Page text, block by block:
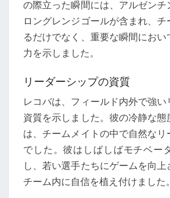
の際立った瞬間には、アルゼンチ
ロングレンジゴールが含まれ、
るだけでなく、重要な瞬間にお
力を示しました。
リーダーシップの資質
レコバは、フィールド内外で強
資質を示しました。彼の冷静な
は、チームメイトの中で自然な
でした。彼はしばしばモチベー
し、若い選手たちにゲームを向上
チーム内に自信を植え付けました。